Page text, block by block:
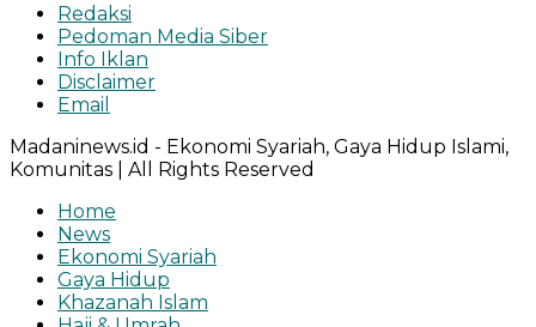
Redaksi
Pedoman Media Siber
Info Iklan
Disclaimer
Email
Madaninews.id - Ekonomi Syariah, Gaya Hidup Islami,
Komunitas | All Rights Reserved
Home
News
Ekonomi Syariah
Gaya Hidup
Khazanah Islam